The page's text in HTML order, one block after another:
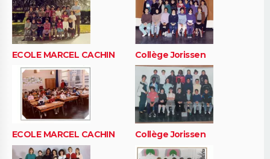
ECOLE MARCEL CACHIN Collège Jorissen
ECOLE MARCEL CACHIN Collège Jorissen